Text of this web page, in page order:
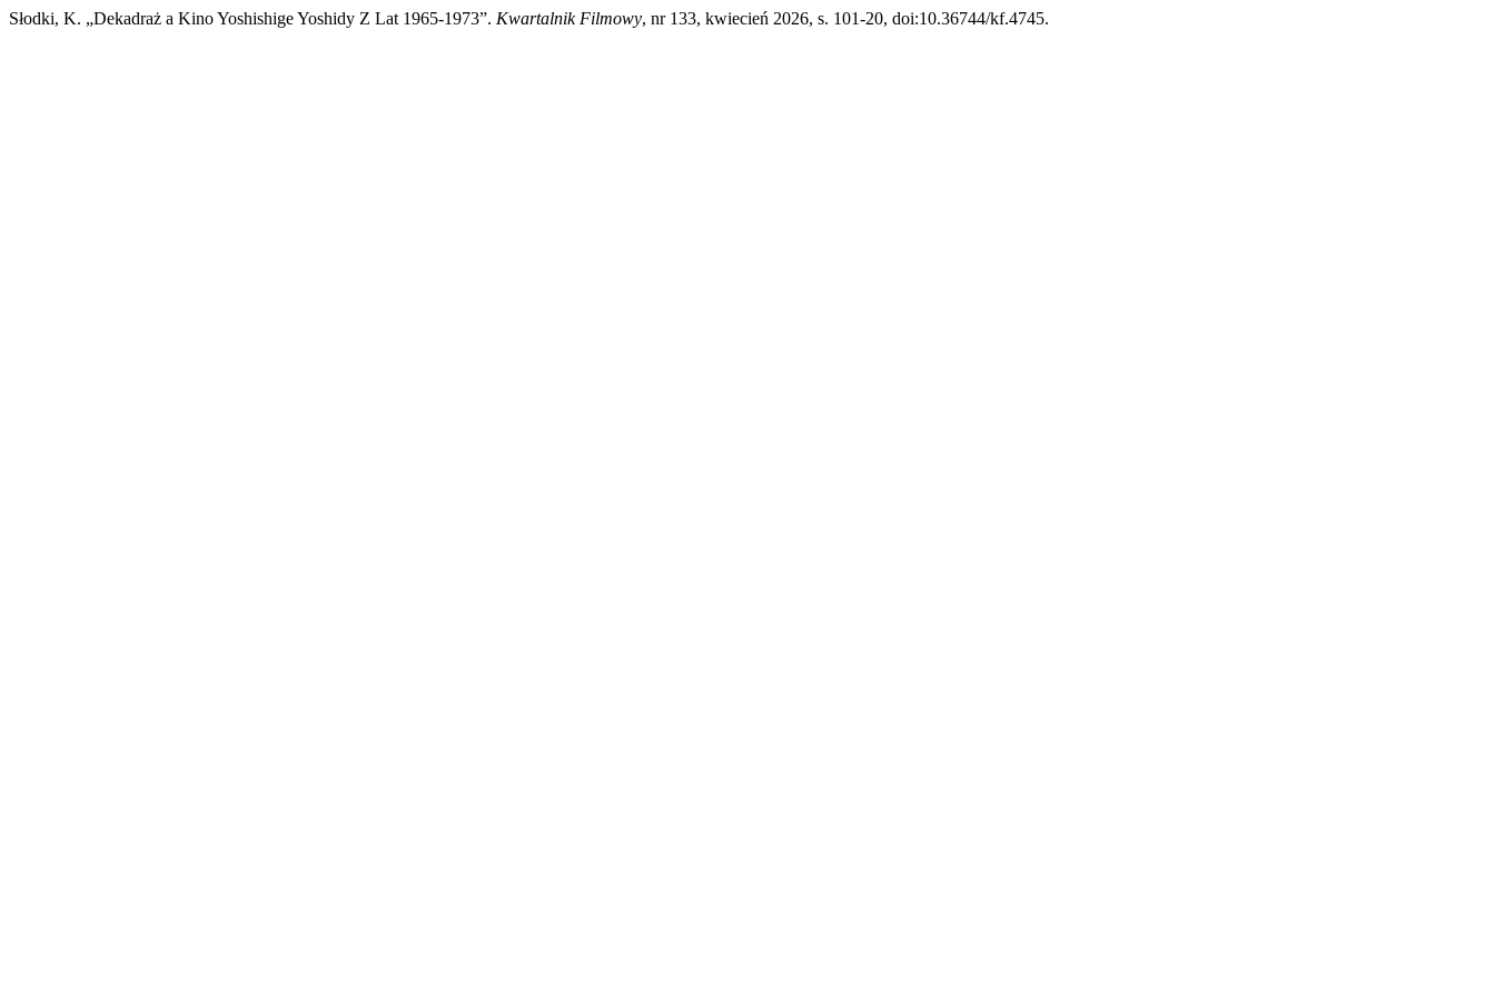
Słodki, K. „Dekadraż a Kino Yoshishige Yoshidy Z Lat 1965-1973”. Kwartalnik Filmowy, nr 133, kwiecień 2026, s. 101-20, doi:10.36744/kf.4745.